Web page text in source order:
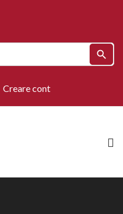
search
Creare cont